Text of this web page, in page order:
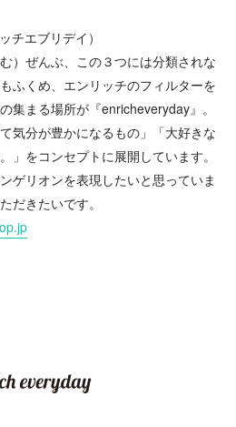
チエブリデイ）
）ぜんぶ、この３つには分類されな
ふくめ、エンリッチのフィルターを
集まる場所が『enricheveryday』。
気分が豊かになるもの」「大好きな
」をコンセプトに展開しています。
ゲリオンを表現したいと思っていま
だきたいです。